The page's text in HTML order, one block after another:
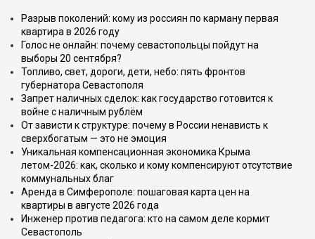
Разрыв поколений: кому из россиян по карману первая
квартира в 2026 году
Голос не онлайн: почему севастопольцы пойдут на
выборы 20 сентября?
Топливо, свет, дороги, дети, небо: пять фронтов
губернатора Севастополя
Запрет наличных сделок: как государство готовится к
войне с наличным рублём
От зависти к структуре: почему в России ненависть к
сверхбогатым — это не эмоция
Уникальная компенсационная экономика Крыма
летом-2026: как, сколько и кому компенсируют отсутствие
коммунальных благ
Аренда в Симферополе: пошаговая карта цен на
квартиры в августе 2026 года
Инженер против педагога: кто на самом деле кормит
Севастополь